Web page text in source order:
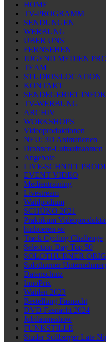
HOME
TV-PROGRAMM
SENDUNGEN
WERBUNG
ÜBER UNS
FERNSEHEN
JUGEND MEDIEN
TEAM
STUDIOS/LOCATION
KONTAKT
SENDEGEBIET
TV-WERBUNG
ARCHIV
WORKSHOPS
Videoproduktionen
NEU: 3D Animationen
Drohnen-Luftaufnahmen
Angebote
LIVE-SCHNITT
EVENT VIDEO
Medientraining
Livestream
Wahlpodium
SCHÜKO 2021
Praktikum
hinhoeren-so
Track Cycling Challenge
Selection Day Top 50
SOLOTHURNER
Solothurner
Datenschutz
InnoPrix
Wahlen 2023
Bestellung Fasnacht
DVD Fasnacht 2024
Jubiläumsshow
FUNKSTILLE
Studer Sollberger Late